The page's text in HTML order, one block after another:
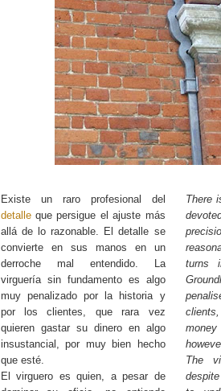
Existe un raro profesional del
detalleque persigue el ajuste más
allá de lo razonable. El detalle se
convierte en sus manos en un
derroche mal entendido. La
virguería sin fundamento es algo
muy penalizado por la historia y
por los clientes, que rara vez
quieren gastar su dinero en algo
insustancial, por muy bien hecho
que esté.
El virguero es quien, a pesar de
There
turns
money
The